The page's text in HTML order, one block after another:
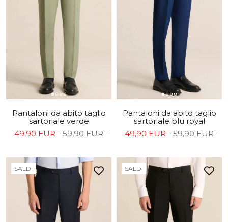
Pantaloni da abito taglio
sartoriale verde
49,90 EUR
59,90 EUR
Pantaloni da abito taglio
sartoriale blu royal
49,90 EUR
59,90 EUR
SALDI SALDI